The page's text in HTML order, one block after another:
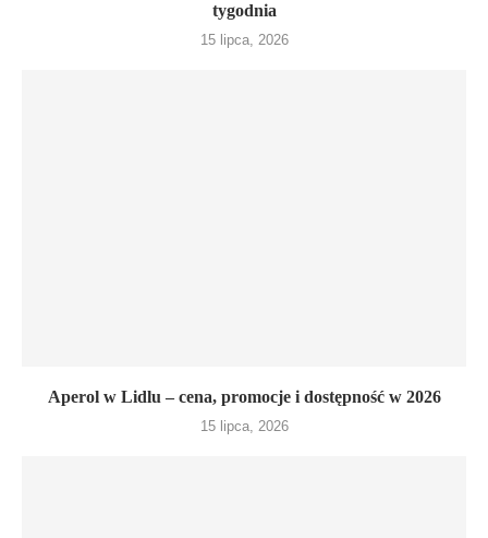
tygodnia
15 lipca, 2026
Aperol w Lidlu – cena, promocje i dostępność w 2026
15 lipca, 2026